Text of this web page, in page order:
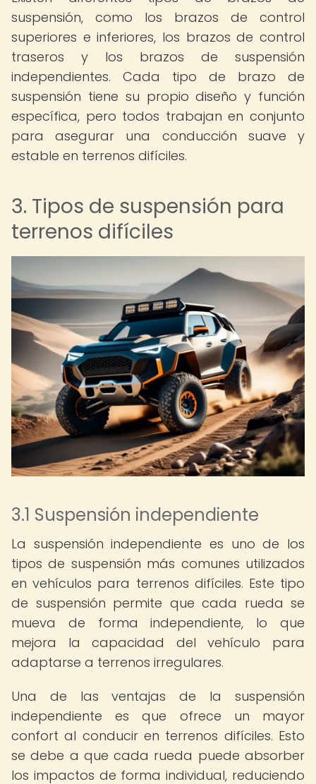
suspensión, como los brazos de control
superiores e inferiores, los brazos de control
traseros y los brazos de suspensión
independientes. Cada tipo de brazo de
suspensión tiene su propio diseño y función
específica, pero todos trabajan en conjunto
para asegurar una conducción suave y
estable en terrenos difíciles.
3. Tipos de suspensión para
terrenos difíciles
3.1 Suspensión independiente
La suspensión independiente es uno de los
tipos de suspensión más comunes utilizados
en vehículos para terrenos difíciles. Este tipo
de suspensión permite que cada rueda se
mueva de forma independiente, lo que
mejora la capacidad del vehículo para
adaptarse a terrenos irregulares.
Una de las ventajas de la suspensión
independiente es que ofrece un mayor
confort al conducir en terrenos difíciles. Esto
se debe a que cada rueda puede absorber
los impactos de forma individual, reduciendo